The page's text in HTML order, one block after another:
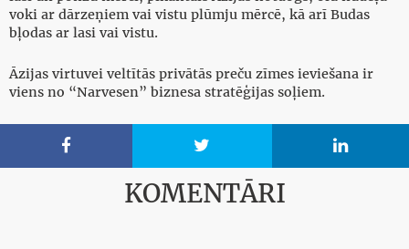
voki ar dārzeņiem vai vistu plūmju mērcē, kā arī Budas
bļodas ar lasi vai vistu.
Āzijas virtuvei veltītās privātās preču zīmes ieviešana ir
viens no “Narvesen” biznesa stratēģijas soļiem.
  
KOMENTĀRI